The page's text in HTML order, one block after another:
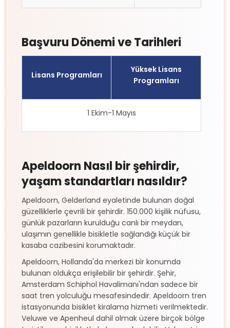
Başvuru Dönemi ve Tarihleri
Lisans Programları
Yüksek Lisans
Programları
1 Ekim-1 Mayıs
Apeldoorn Nasıl bir şehirdir,
yaşam standartları nasıldır?
Apeldoorn, Gelderland eyaletinde bulunan doğal
güzelliklerle çevrili bir şehirdir. 150.000 kişilik nüfusu,
günlük pazarların kurulduğu canlı bir meydan,
ulaşımın genellikle bisikletle sağlandığı küçük bir
kasaba cazibesini korumaktadır.
Apeldoorn, Hollanda'da merkezi bir konumda
bulunan oldukça erişilebilir bir şehirdir. Şehir,
Amsterdam Schiphol Havalimanı'ndan sadece bir
saat tren yolculuğu mesafesindedir. Apeldoorn tren
istasyonunda bisiklet kiralama hizmeti verilmektedir.
Veluwe ve Apenheul dahil olmak üzere birçok bölge